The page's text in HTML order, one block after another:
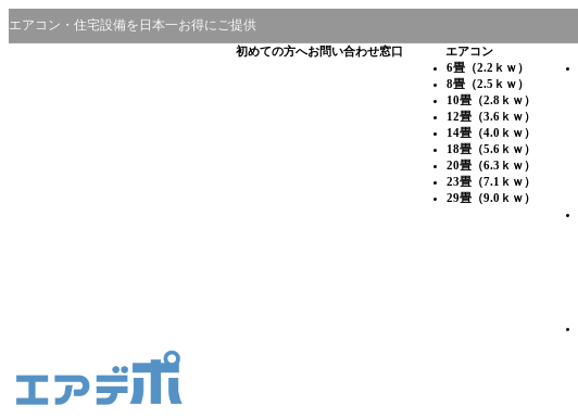
エアコン・住宅設備を日本一お得にご提供
初めての方へお問い合わせ窓口
エアコン
6畳（2.2ｋｗ）
8畳（2.5ｋｗ）
10畳（2.8ｋｗ）
12畳（3.6ｋｗ）
14畳（4.0ｋｗ）
18畳（5.6ｋｗ）
20畳（6.3ｋｗ）
23畳（7.1ｋｗ）
29畳（9.0ｋｗ）